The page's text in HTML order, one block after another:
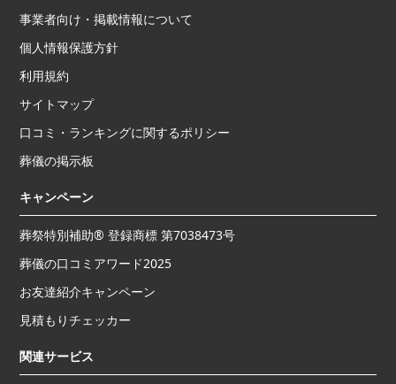
事業者向け・掲載情報について
個人情報保護方針
利用規約
サイトマップ
口コミ・ランキングに関するポリシー
葬儀の掲示板
キャンペーン
葬祭特別補助® 登録商標 第7038473号
葬儀の口コミアワード2025
お友達紹介キャンペーン
見積もりチェッカー
関連サービス